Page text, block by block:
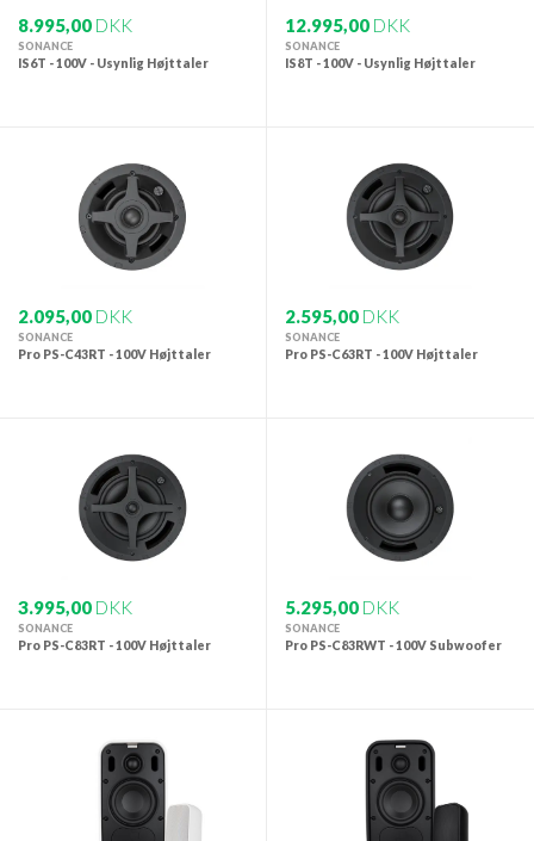
8.995,00 DKK
SONANCE
IS6T - 100V - Usynlig Højttaler
12.995,00 DKK
SONANCE
IS8T - 100V - Usynlig Højttaler
2.095,00 DKK
SONANCE
Pro PS-C43RT - 100V Højttaler
2.595,00 DKK
SONANCE
Pro PS-C63RT - 100V Højttaler
3.995,00 DKK
SONANCE
Pro PS-C83RT - 100V Højttaler
5.295,00 DKK
SONANCE
Pro PS-C83RWT - 100V Subwoofer